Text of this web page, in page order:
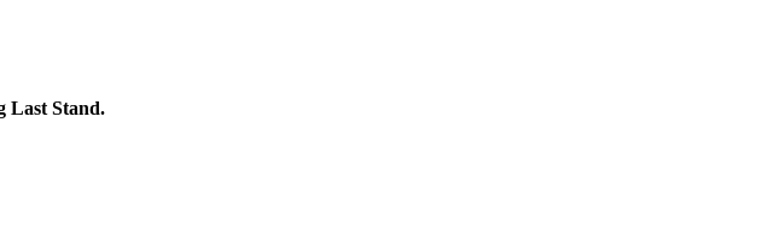
Last Stand.